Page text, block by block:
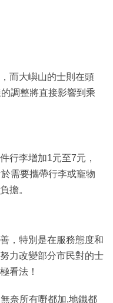
而大嶼山的士則在頭
調整將直接影響到乘
行李增加1元至7元，
需要攜帶行李或寵物
擔。
，特別是在服務態度和
力改變部分市民對的士
看法！
奈所有嘢都加,地鐵都